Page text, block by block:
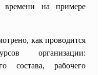
времени на примере
как проводится
организации:
состава, рабочего